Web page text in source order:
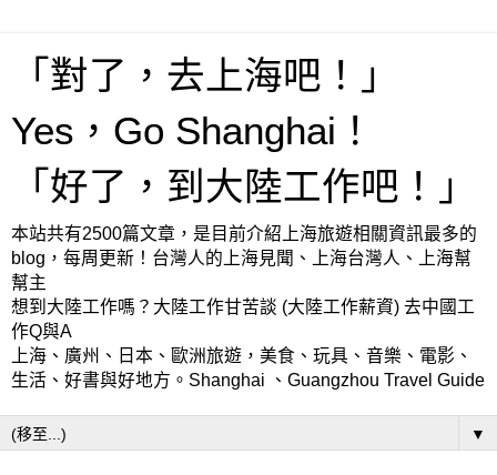
「對了，去上海吧！」
Yes，Go Shanghai！
「好了，到大陸工作吧！」
本站共有2500篇文章，是目前介紹上海旅遊相關資訊最多的
blog，每周更新！台灣人的上海見聞、上海台灣人、上海幫
幫主
想到大陸工作嗎？大陸工作甘苦談 (大陸工作薪資) 去中國工
作Q與A
上海、廣州、日本、歐洲旅遊，美食、玩具、音樂、電影、
生活、好書與好地方。Shanghai 、Guangzhou Travel Guide
▼